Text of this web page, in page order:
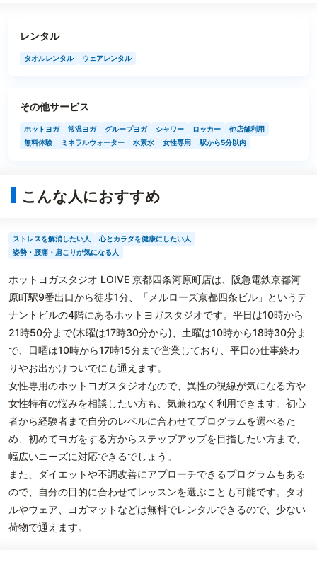
レンタル
タオルレンタル ウェアレンタル
その他サービス
ホットヨガ 常温ヨガ グループヨガ シャワー ロッカー
他店舗利用
無料体験
ミネラルウォーター 水素水 女性専用 駅から5分以内
こんな人におすすめ
ストレスを解消したい人
心とカラダを健康にしたい人
姿勢・腰痛・肩こりが気になる人
ホットヨガスタジオ LOIVE 京都四条河原町店は、阪急電鉄京都河
原町駅9番出口から徒歩1分、「メルローズ京都四条ビル」というテ
ナントビルの4階にあるホットヨガスタジオです。平日は10時から
21時50分まで(木曜は17時30分から)、土曜は10時から18時30分ま
で、日曜は10時から17時15分まで営業しており、平日の仕事終わ
りやお出かけついでにも通えます。
女性専用のホットヨガスタジオなので、異性の視線が気になる方や
女性特有の悩みを相談したい方も、気兼ねなく利用できます。初心
者から経験者まで自分のレベルに合わせてプログラムを選べるた
め、初めてヨガをする方からステップアップを目指したい方まで、
幅広いニーズに対応できるでしょう。
また、ダイエットや不調改善にアプローチできるプログラムもある
ので、自分の目的に合わせてレッスンを選ぶことも可能です。タオ
ルやウェア、ヨガマットなどは無料でレンタルできるので、少ない
荷物で通えます。